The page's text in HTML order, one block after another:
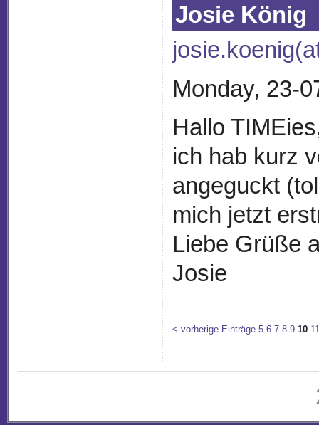
Josie König
Monday, 23-
Hallo
ich hab kurz
angeguckt
mich jetzt
Liebe Grüße
Josie
< vorherige Einträge 5 6 7 8 9 10